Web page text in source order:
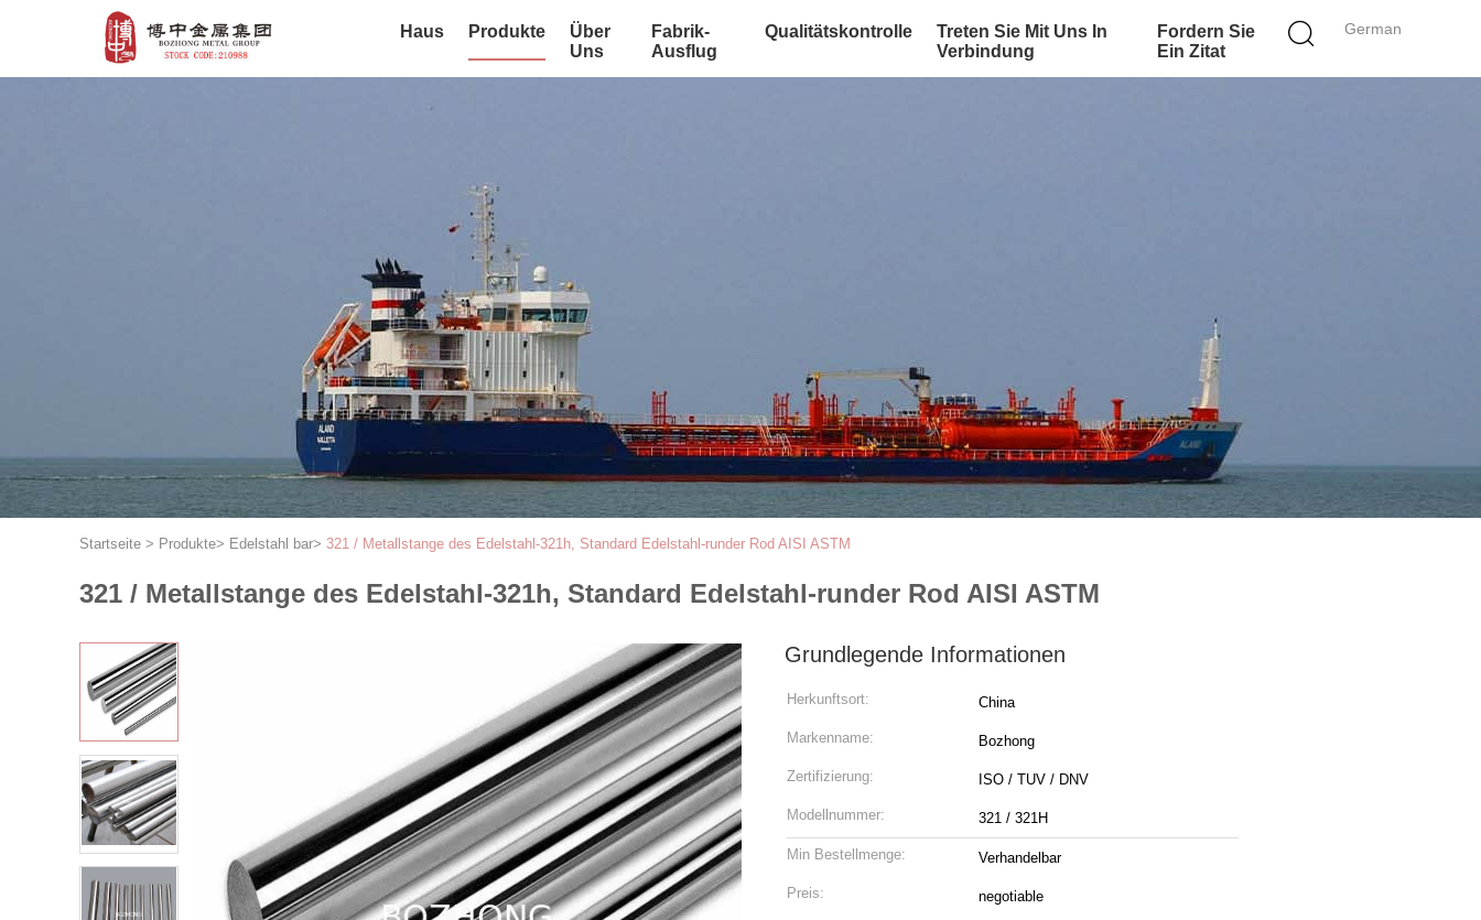
German
Haus Produkte
Über
Uns
Fabrik-
Ausflug
Qualitätskontrolle
Treten Sie Mit Uns In
Verbindung
Fordern Sie
Ein Zitat
Startseite > Produkte> Edelstahl bar> 321 / Metallstange des Edelstahl-321h, Standard Edelstahl-runder Rod AISI ASTM
321 / Metallstange des Edelstahl-321h, Standard Edelstahl-runder Rod AISI ASTM
Grundlegende Informationen
Herkunftsort: China
Markenname: Bozhong
Zertifizierung: ISO / TUV / DNV
Modellnummer: 321 / 321H
Min Bestellmenge: Verhandelbar
Preis: negotiable